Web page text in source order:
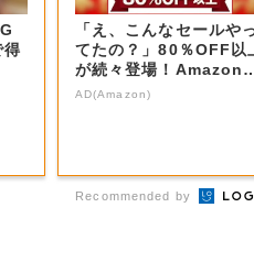
得
「え、こんなセールや
てたの？」80％OFF以
が続々登場！Amazon
本気が...
AD(Amazon)
Recommended by